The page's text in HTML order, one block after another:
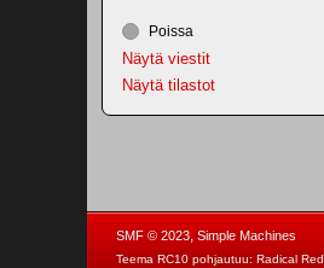
Poissa
Näytä viestit
Näytä tilastot
SMF © 2023, Simple Machines
Teema RC10 pohjautuu: Radical Red